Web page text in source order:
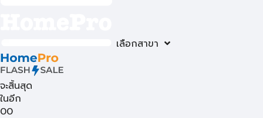
เลือกสาขา
จะสิ้นสุด
ในอีก
00